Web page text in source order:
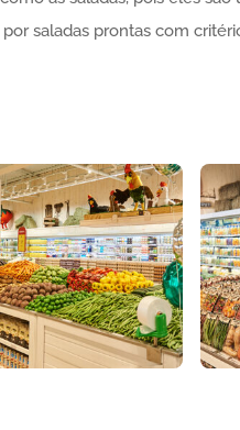
saladas prontas com